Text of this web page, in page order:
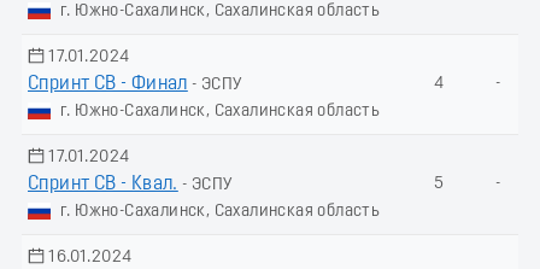
г. Южно-Сахалинск, Сахалинская область
17.01.2024
Спринт СВ - Финал - ЭСПУ
г. Южно-Сахалинск, Сахалинская область
4 -
17.01.2024
Спринт СВ - Квал. - ЭСПУ
г. Южно-Сахалинск, Сахалинская область
5 -
16.01.2024